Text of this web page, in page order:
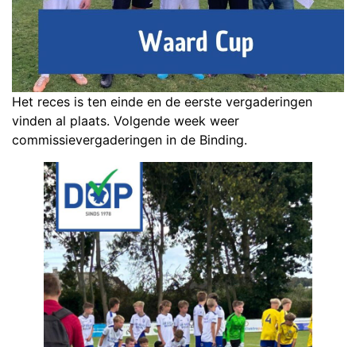
Het reces is ten einde en de eerste vergaderingen
vinden al plaats. Volgende week weer
commissievergaderingen in de Binding.